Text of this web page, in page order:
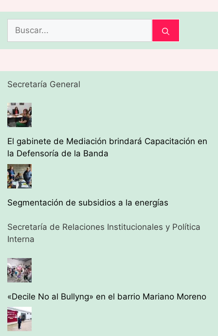
Secretaría General
El gabinete de Mediación brindará Capacitación en
la Defensoría de la Banda
Segmentación de subsidios a la energías
Secretaría de Relaciones Institucionales y Política
Interna
«Decile No al Bullyng» en el barrio Mariano Moreno